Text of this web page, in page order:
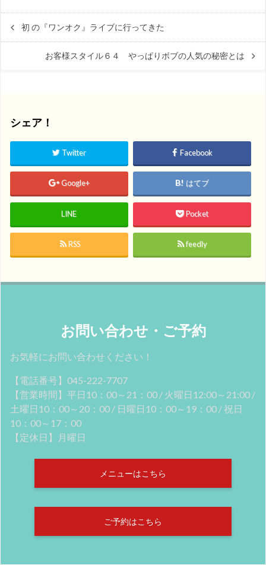
初 の『ワンオク』ライブに行ってきた
お客様スタイル６４ やっぱりボブの人気の秘密とは
シェア！
Twitter Facebook
Google+ はてブ
LINE Pocket
RSS feedly
お問い合わせ・ご予約
お気軽にお問い合わせください！
【電話番号】045-222-7707
【営業時間】平日10：00～21：00 / 火曜日12:00～21:00 /
土曜日10：00～20：00 / 日曜日10：00～19：00 / 祝日
10：00～17：00
【定休日】月曜日
メニューはこちら
ご予約はこちら